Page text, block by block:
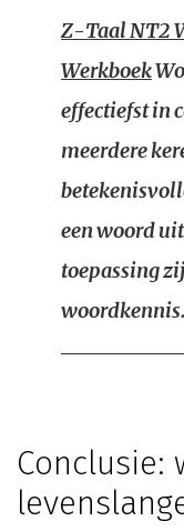
Z-Taal NT2
Werkboek
effectiefst in
meerdere
een woord
toepassing
woordkennis.
Conclusie: